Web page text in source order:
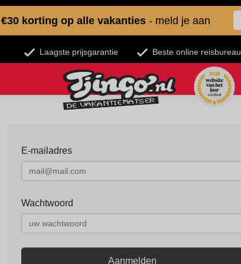
€30 korting op alle vakanties - meld je aan
Laagste prijsgarantie Beste online reisbureau
E-mailadres
Wachtwoord
Aanmelden